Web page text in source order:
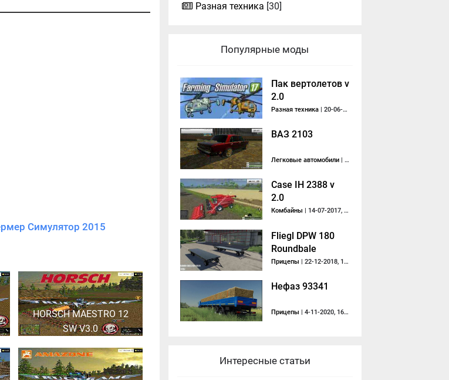
Скачать мод Horsch Pronto 9 DC v1.3 для Фермер Симулятор 2015
HORSCH MAESTRO 12
SW V3.0
Разная техника [30]
Популярные моды
Пак вертолетов v
2.0
Разная техника | 20-06-2017, 23:29
ВАЗ 2103
Легковые автомобили | 23-01-2014, 19:56
Case IH 2388 v
2.0
Комбайны | 14-07-2017, 15:21
Fliegl DPW 180
Roundbale
Autoload v1.1
Прицепы | 22-12-2018, 18:44
Нефаз 93341
Прицепы | 4-11-2020, 16:46
Интересные статьи